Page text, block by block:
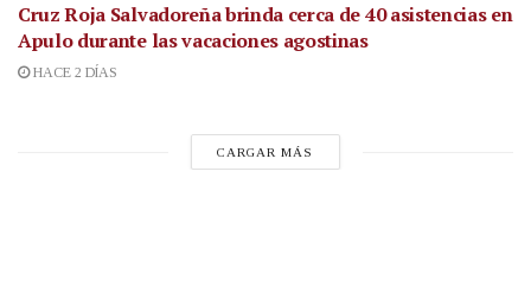
Cruz Roja Salvadoreña brinda cerca de 40 asistencias en
Apulo durante las vacaciones agostinas
HACE 2 DÍAS
CARGAR MÁS